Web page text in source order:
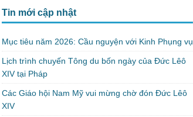
Tin mới cập nhật
Mục tiêu năm 2026: Cầu nguyện với Kinh Phụng vụ
Lịch trình chuyến Tông du bốn ngày của Đức Lêô
XIV tại Pháp
Các Giáo hội Nam Mỹ vui mừng chờ đón Đức Lêô
XIV